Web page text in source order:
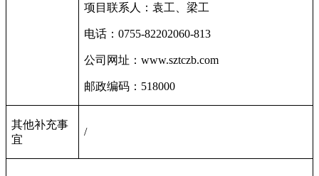
项目联系人：袁工、梁工
电话： 0755-82202060-813
公司网址： www.sztczb.com
邮政编码： 518000
其他补充事
宜
/